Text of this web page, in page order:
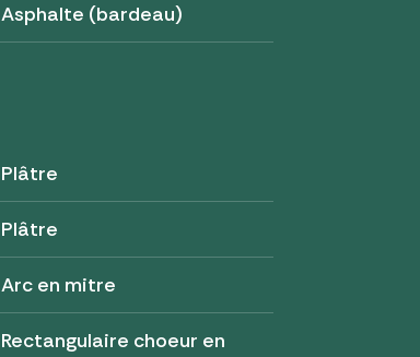
Asphalte (bardeau)
Plâtre
Plâtre
Arc en mitre
Rectangulaire choeur en